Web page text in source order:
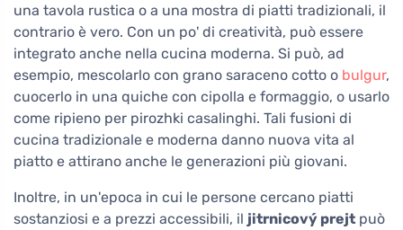
una tavola rustica o a una mostra di piatti tradizionali, il
contrario è vero. Con un po' di creatività, può essere
integrato anche nella cucina moderna. Si può, ad
esempio, mescolarlo con grano saraceno cotto o bulgur,
cuocerlo in una quiche con cipolla e formaggio, o usarlo
come ripieno per pirozhki casalinghi. Tali fusioni di
cucina tradizionale e moderna danno nuova vita al
piatto e attirano anche le generazioni più giovani.
Inoltre, in un'epoca in cui le persone cercano piatti
sostanziosi e a prezzi accessibili, il jitrnicový prejt può